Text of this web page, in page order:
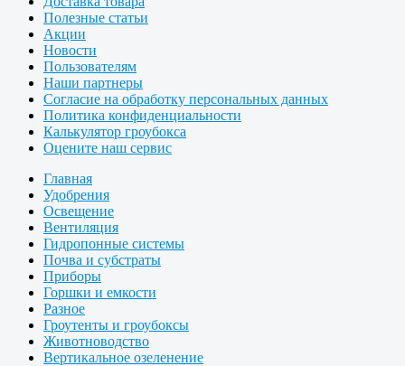
Полезные статьи
Акции
Новости
Пользователям
Наши партнеры
Согласие на обработку персональных данных
Политика конфиденциальности
Калькулятор гроубокса
Оцените наш сервис
Главная
Удобрения
Освещение
Вентиляция
Гидропонные системы
Почва и субстраты
Приборы
Горшки и емкости
Разное
Гроутенты и гроубоксы
Животноводство
Вертикальное озеленение